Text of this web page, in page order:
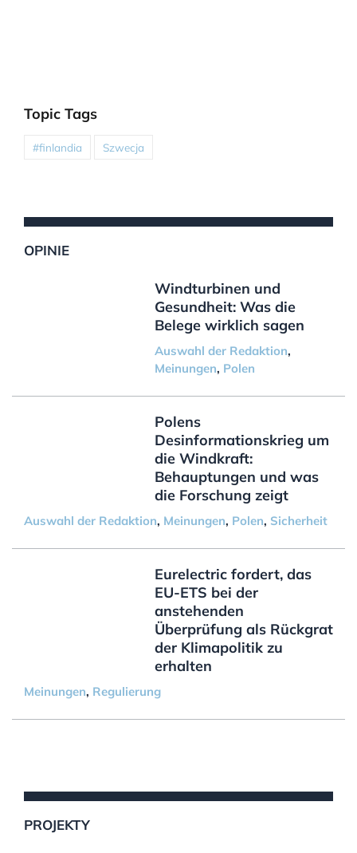
Topic Tags
#finlandia Szwecja
OPINIE
Windturbinen und
Gesundheit: Was die
Belege wirklich sagen
Auswahl der Redaktion,
Meinungen, Polen
Polens
Desinformationskrieg um
die Windkraft:
Behauptungen und was
die Forschung zeigt
Auswahl der Redaktion, Meinungen, Polen, Sicherheit
Eurelectric fordert, das
EU-ETS bei der
anstehenden
Überprüfung als Rückgrat
der Klimapolitik zu
erhalten
Meinungen, Regulierung
PROJEKTY